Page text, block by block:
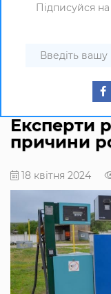
Підписуйся
Експерти
причини
18 квітня 2024